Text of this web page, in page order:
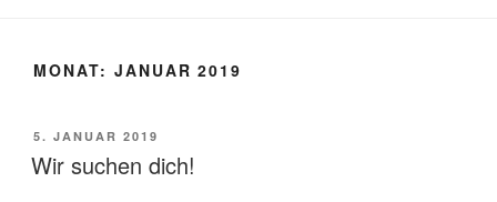
MONAT: JANUAR 2019
VERÖFFENTLICHT
AM
5. JANUAR 2019
Wir suchen dich!